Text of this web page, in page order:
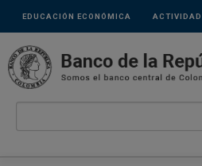
Pasar al contenido principal
Links
secundarios
ACTIVIDAD
EDUCACIÓN ECONÓMICA